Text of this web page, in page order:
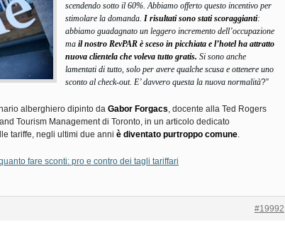
scendendo sotto il 60%. Abbiamo offerto questo incentivo per
stimolare la domanda. I risultati sono stati scoraggianti:
abbiamo guadagnato un leggero incremento dell’occupazione
ma il nostro RevPAR è sceso in picchiata e l’hotel ha attratto
nuova clientela che voleva tutto gratis. Si sono anche
lamentati di tutto, solo per avere qualche scusa e ottenere uno
sconto al check-out. E’ davvero questa la nuova normalità?”
alberghiero dipinto da Gabor Forgacs, docente alla Ted Rogers
Tourism Management di Toronto, in un articolo dedicato
tariffe, negli ultimi due anni è diventato purtroppo comune.
fare sconti: pro e contro dei tagli tariffari
#19992